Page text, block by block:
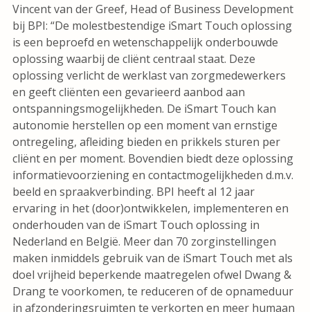
Vincent van der Greef, Head of Business Development
bij BPI: “De molestbestendige iSmart Touch oplossing
is een beproefd en wetenschappelijk onderbouwde
oplossing waarbij de cliënt centraal staat. Deze
oplossing verlicht de werklast van zorgmedewerkers
en geeft cliënten een gevarieerd aanbod aan
ontspanningsmogelijkheden. De iSmart Touch kan
autonomie herstellen op een moment van ernstige
ontregeling, afleiding bieden en prikkels sturen per
cliënt en per moment. Bovendien biedt deze oplossing
informatievoorziening en contactmogelijkheden d.m.v.
beeld en spraakverbinding. BPI heeft al 12 jaar
ervaring in het (door)ontwikkelen, implementeren en
onderhouden van de iSmart Touch oplossing in
Nederland en België. Meer dan 70 zorginstellingen
maken inmiddels gebruik van de iSmart Touch met als
doel vrijheid beperkende maatregelen ofwel Dwang &
Drang te voorkomen, te reduceren of de opnameduur
in afzonderingsruimten te verkorten en meer humaan